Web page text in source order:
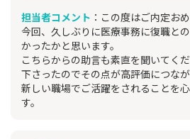
担当者コメント ：この度はご内定お
今回、久しぶりに医療事務に復職と
かったかと思います。
こちらからの助言も素直を聞いてく
下さったのでその点が高評価につな
新しい職場でご活躍をされることを
す。